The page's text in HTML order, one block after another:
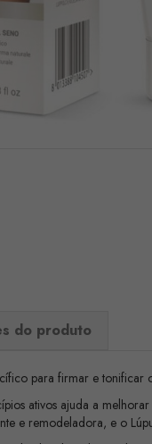
do produto
para firmar e tonificar
ativos ajuda a
e remodeladora, e o